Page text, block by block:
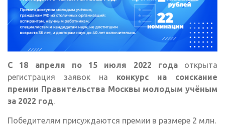
С 18 апреля по 15 июля 2022 годаоткрыта
регистрация заявок на конкурс на соискание
премии Правительства Москвы молодым учёным
за 2022 год.
Победителям присуждаются премии в размере 2 млн.